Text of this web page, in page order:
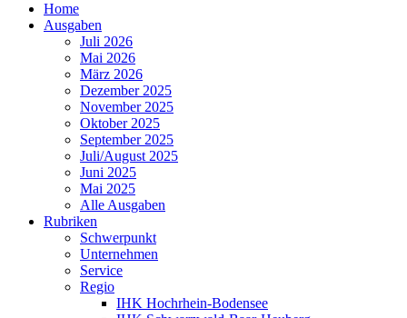
Wirtschaft im Südwesten
Home
Ausgaben
Juli 2026
Mai 2026
März 2026
Dezember 2025
November 2025
Oktober 2025
September 2025
Juli/August 2025
Juni 2025
Mai 2025
Alle Ausgaben
Rubriken
Schwerpunkt
Unternehmen
Service
Regio
IHK Hochrhein-Bodensee